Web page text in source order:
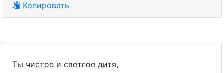
Копировать
Ты чистое и светлое дитя,